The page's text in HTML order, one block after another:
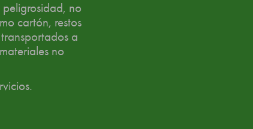
peligrosidad, no
cartón, restos
a
no